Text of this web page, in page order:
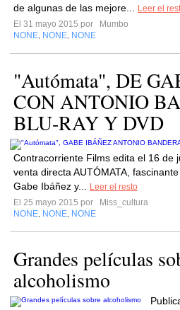
de algunas de las mejore...
Leer el
El 31 mayo 2015 por
Mumbo
NONE NONE NONE
"Autómata", DE
CON ANTONIO
Contracorriente Films edita el 16 de
venta directa AUTÓMATA,
Gabe Ibáñez y...
Leer el resto
El 25 mayo 2015 por
Miss_cultura
NONE NONE NONE
Grandes películas
alcoholismo